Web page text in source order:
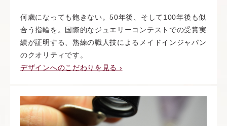
何歳になっても飽きない。50年後、そして100年後も似
合う指輪を。国際的なジュエリーコンテストでの受賞実
績が証明する、熟練の職人技によるメイドインジャパン
のクオリティです。
デザインへのこだわりを見る ›